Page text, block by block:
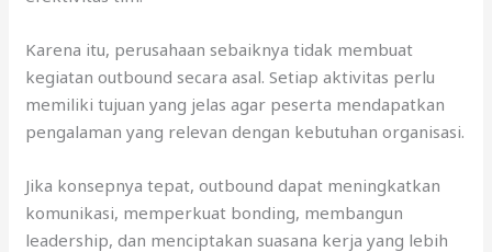
Karena itu, perusahaan sebaiknya tidak membuat
kegiatan outbound secara asal. Setiap aktivitas perlu
memiliki tujuan yang jelas agar peserta mendapatkan
pengalaman yang relevan dengan kebutuhan organisasi.
Jika konsepnya tepat, outbound dapat meningkatkan
komunikasi, memperkuat bonding, membangun
leadership, dan menciptakan suasana kerja yang lebih